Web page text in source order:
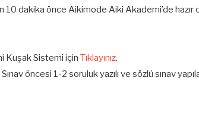
10 dakika önce Aikimode Aiki Akademi’de
Kuşak Sistemi için Tıklayınız.
öncesi 1-2 soruluk yazılı ve sözlü sınav